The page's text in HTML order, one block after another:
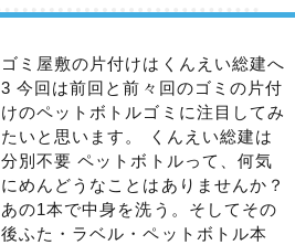
ゴミ屋敷の片付けはくんえい総建へ
3 今回は前回と前々回のゴミの片付
けのペットボトルゴミに注目してみ
たいと思います。 くんえい総建は
分別不要 ペットボトルって、何気
にめんどうなことはありませんか？
あの1本で中身を洗う。そしてその
後ふた・ラベル・ペットボトル本